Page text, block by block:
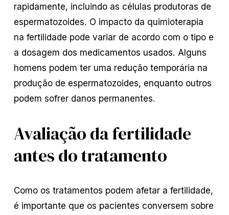
rapidamente, incluindo as células produtoras de
espermatozoides. O impacto da quimioterapia
na fertilidade pode variar de acordo com o tipo e
a dosagem dos medicamentos usados. Alguns
homens podem ter uma redução temporária na
produção de espermatozoides, enquanto outros
podem sofrer danos permanentes.
Avaliação da fertilidade
antes do tratamento
Como os tratamentos podem afetar a fertilidade,
é importante que os pacientes conversem sobre